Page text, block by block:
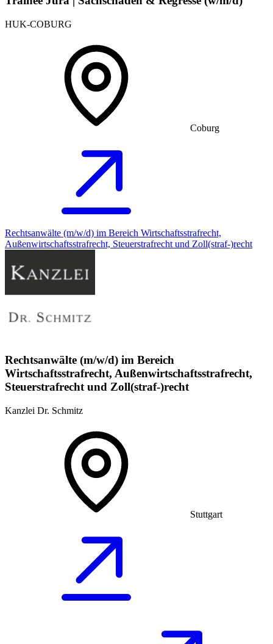
HUK-COBURG
Coburg
Rechtsanwälte (m/w/d) im Bereich Wirtschaftsstrafrecht,
Außenwirtschaftsstrafrecht, Steuerstrafrecht und Zoll(straf-)recht
Rechtsanwälte (m/w/d) im Bereich
Wirtschaftsstrafrecht, Außenwirtschaftsstrafrecht,
Steuerstrafrecht und Zoll(straf-)recht
Kanzlei Dr. Schmitz
Stuttgart